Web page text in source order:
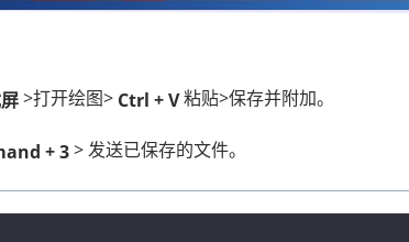
完整信息有助于我们更快处理您的退款。
>打开绘图> Ctrl + V粘贴>保存并附加。
+ 3> 发送已保存的文件。